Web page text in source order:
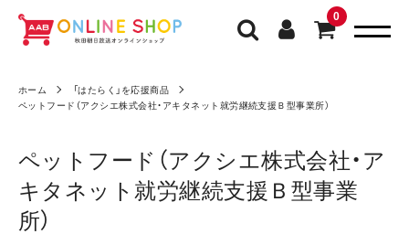
0
ホーム
「はたらく」を応援商品
ペットフード（アクシエ株式会社・アキタネット就労継続支援Ｂ型事業所）
ペットフード（アクシエ株式会社・ア
キタネット就労継続支援Ｂ型事業
所）